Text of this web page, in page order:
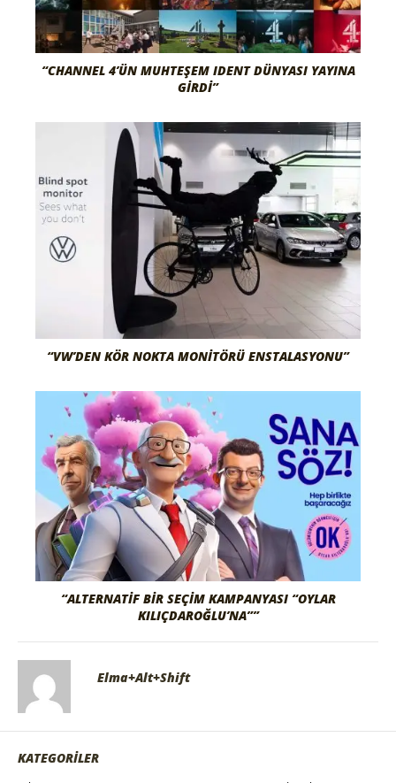
“CHANNEL 4’ÜN MUHTEŞEM IDENT DÜNYASI YAYINA
GIRDI”
“VW’DEN KÖR NOKTA MONITÖRÜ ENSTALASYONU”
“ALTERNATIF BIR SEÇIM KAMPANYASI “OYLAR
KILIÇDAROĞLU’NA””
Elma+Alt+Shift
KATEGORİLER